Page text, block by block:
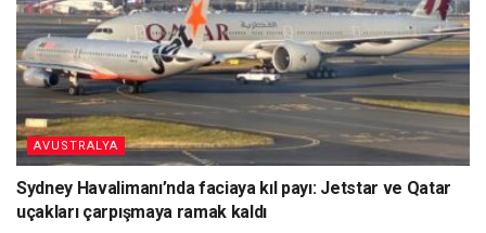
AVUSTRALYA
Sydney Havalimanı’nda faciaya kıl payı: Jetstar ve Qatar
uçakları çarpışmaya ramak kaldı